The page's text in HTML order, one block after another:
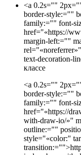
<a 0.2s=""
border-style:=""
family:="" font-
href="«https://
margin-left:=""
text-decoration-
классе
<a 0.2s=""
border-style:=""
family:="" font-
href="«https://
with-draw-io/»"
outline:=""
style="«color:"
transition:="">